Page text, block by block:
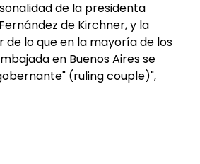
de la presidenta
de Kirchner, y la
lo que en la mayoría de los
en Buenos Aires se
(ruling couple)",